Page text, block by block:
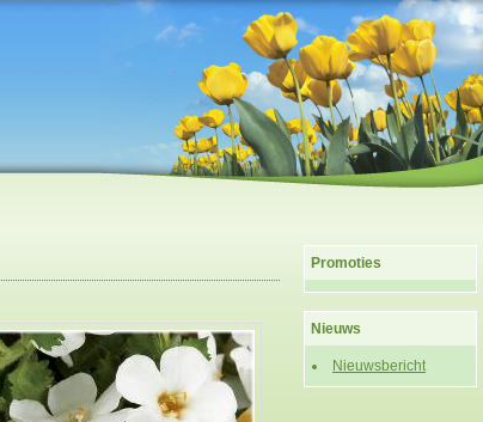
Promoties
Nieuws
Nieuwsbericht